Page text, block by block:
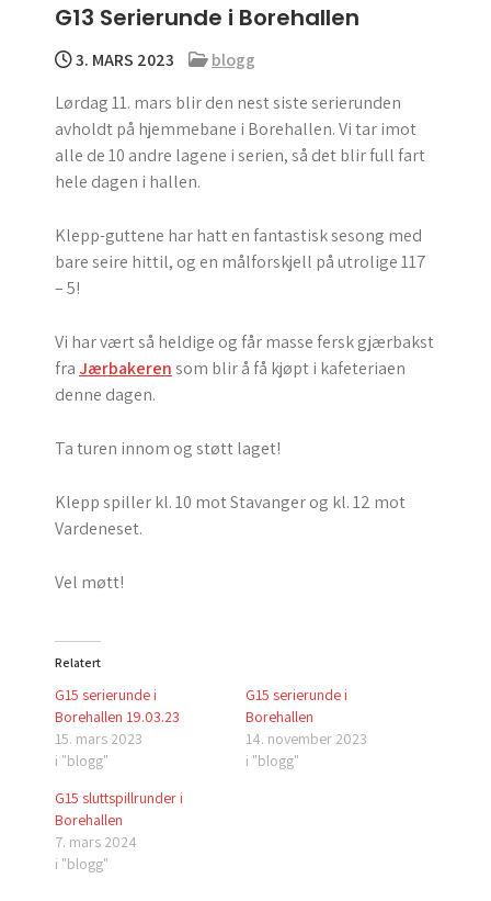
G13 Serierunde i Borehallen
3. MARS 2023
blogg
Lørdag 11. mars blir den nest siste serierunden
avholdt på hjemmebane i Borehallen. Vi tar imot
alle de 10 andre lagene i serien, så det blir full fart
hele dagen i hallen.
Klepp-guttene har hatt en fantastisk sesong med
bare seire hittil, og en målforskjell på utrolige 117
– 5!
Vi har vært så heldige og får masse fersk gjærbakst
fraJærbakerensom blir å få kjøpt i kafeteriaen
denne dagen.
Ta turen innom og støtt laget!
Klepp spiller kl. 10 mot Stavanger og kl. 12 mot
Vardeneset.
Vel møtt!
Relatert
G15 serierunde i
Borehallen 19.03.23
15. mars 2023
i "blogg"
G15 serierunde i
Borehallen
14. november 2023
i "blogg"
G15 sluttspillrunder i
Borehallen
7. mars 2024
i "blogg"